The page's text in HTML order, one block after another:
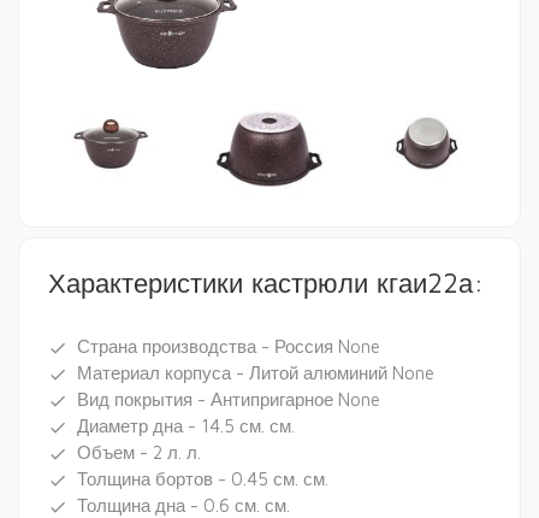
Характеристики кастрюли кгаи22а:
done Страна производства - Россия None
done Материал корпуса - Литой алюминий None
done Вид покрытия - Антипригарное None
done Диаметр дна - 14.5 см. см.
done Объем - 2 л. л.
done Толщина бортов - 0.45 см. см.
done Толщина дна - 0.6 см. см.